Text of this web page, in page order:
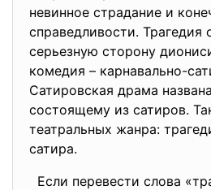
невинное страдание и
справедливости. Трагедия
серьезную сторону
комедия – карнавально-
Сатировская драма
состоящему из сатиров.
театральных жанра:
сатира.
Если перевести слова